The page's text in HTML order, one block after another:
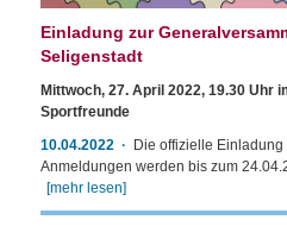
Einladung zur
Seligenstadt
Mittwoch, 27. April 2022, 19.30 Uhr
Sportfreunde
10.04.2022
Die offizielle
Anmeldungen werden bis zum
[mehr lesen]